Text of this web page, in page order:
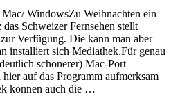
WindowsZu Weihnachten ein
Schweizer Fernsehen stellt
Verfügung. Die kann man aber
installiert sich Mediathek.Für genau
schönerer) Mac-Port
auf das Programm aufmerksam
können auch die …